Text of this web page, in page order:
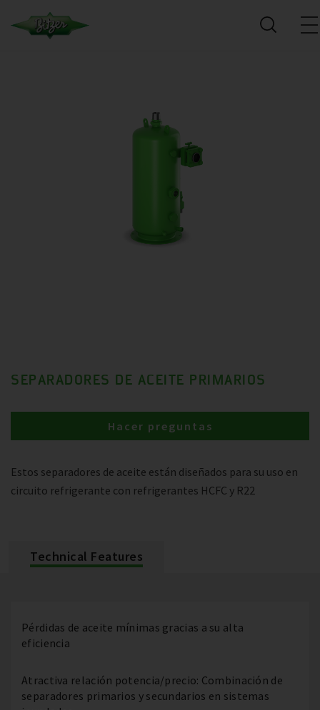
SEPARADORES DE ACEITE PRIMARIOS
Estos separadores de aceite están diseñados para su uso en
circuito refrigerante con refrigerantes HCFC y R22
Hacer preguntas
Technical Features
Pérdidas de aceite mínimas gracias a su alta
eficiencia
Atractiva relación potencia/precio: Combinación de
separadores primarios y secundarios en sistemas